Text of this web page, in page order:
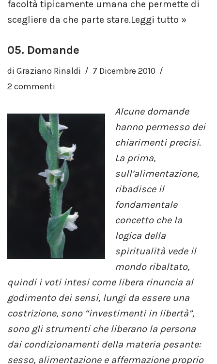
facoltà tipicamente umana che permette di
scegliere da che parte stare.Leggi tutto »
05. Domande
di Graziano Rinaldi
7 Dicembre 2010
2 commenti
Alcune domande
hanno permesso dei
chiarimenti precisi.
La prima,
sull’alimentazione,
ribadisce il
fondamentale
concetto che la
logica della
spiritualità vede il
mondo ribaltato,
quindi i voti intesi come libera rinuncia al
godimento dei sensi, lungi da essere una
costrizione, sono “investimenti in libertà”,
sono gli strumenti che liberano la persona
dai condizionamenti della materia pesante:
sesso, alimentazione e affermazione proprio